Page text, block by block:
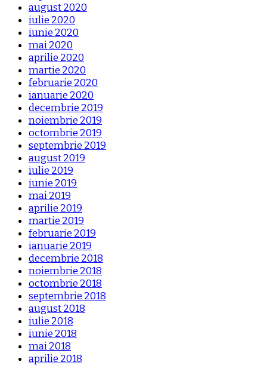
august 2020
iulie 2020
iunie 2020
mai 2020
aprilie 2020
martie 2020
februarie 2020
ianuarie 2020
decembrie 2019
noiembrie 2019
octombrie 2019
septembrie 2019
august 2019
iulie 2019
iunie 2019
mai 2019
aprilie 2019
martie 2019
februarie 2019
ianuarie 2019
decembrie 2018
noiembrie 2018
octombrie 2018
septembrie 2018
august 2018
iulie 2018
iunie 2018
mai 2018
aprilie 2018